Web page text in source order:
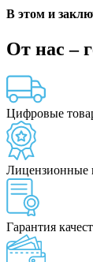
В этом и
От нас –
Цифровые
Лицензионные
Гарантия